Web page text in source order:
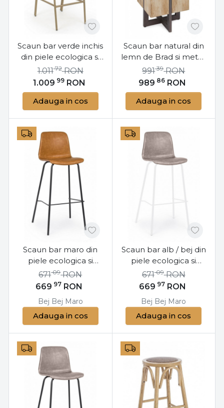
Scaun bar verde inchis
din piele ecologica si
metal, Addy Bizzotto
1.009 99 RON
1.01172 RON
Adauga in cos
Scaun bar natural din
lemn de Brad si metal,
Garret H70 Bizzotto
989 86 RON
99139 RON
Adauga in cos
Scaun bar maro din
piele ecologica si
metal, Kyra Bizzotto
669 97 RON
67109 RON
Bej Bej Maro
Adauga in cos
Scaun bar alb / bej din
piele ecologica si
metal, Kyra Bizzotto
669 97 RON
67109 RON
Bej Bej Maro
Adauga in cos